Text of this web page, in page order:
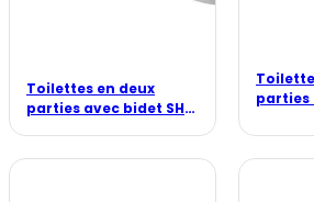
Toilettes en deux
parties avec bidet SH-
parties